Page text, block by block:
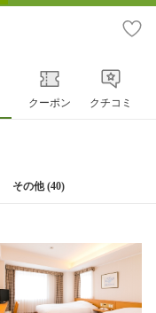
クーポン クチコミ
その他 (40)